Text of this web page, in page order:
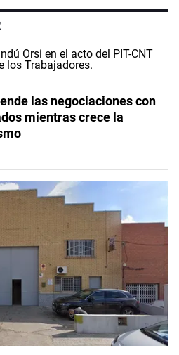
las negociaciones con
mientras crece la